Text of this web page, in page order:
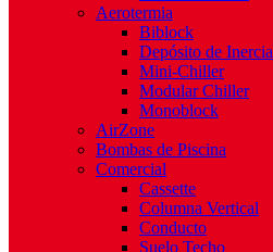
Aerotermia
Biblock
Depósito de Inercia
Mini-Chiller
Modular Chiller
Monoblock
AirZone
Bombas de Piscina
Comercial
Cassette
Columna Vertical
Conducto
Suelo Techo